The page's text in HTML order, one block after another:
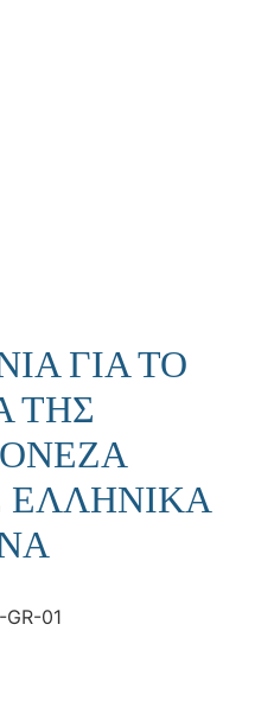
ΓΙΑ ΤΟ
ΤΗΣ
ΕΛΛΗΝΙΚΑ